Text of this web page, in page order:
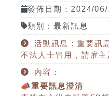
發佈日期：2024/
類別：最新訊息
活動訊息：重要訊
不法人士冒用，請雇
內容：
📣重要訊息澄清